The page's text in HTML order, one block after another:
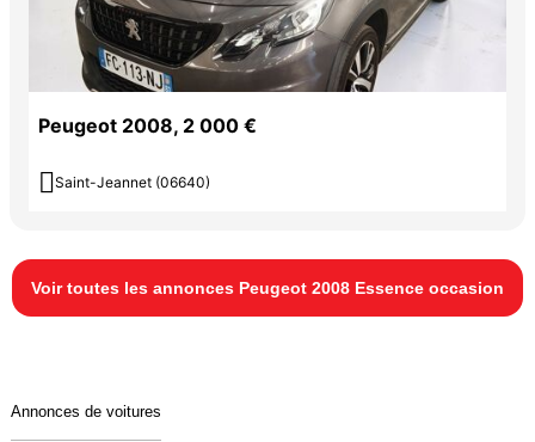
Peugeot 2008, 2 000 €
 Saint-Jeannet (06640)
Voir toutes les annonces Peugeot 2008 Essence occasion
Annonces de voitures